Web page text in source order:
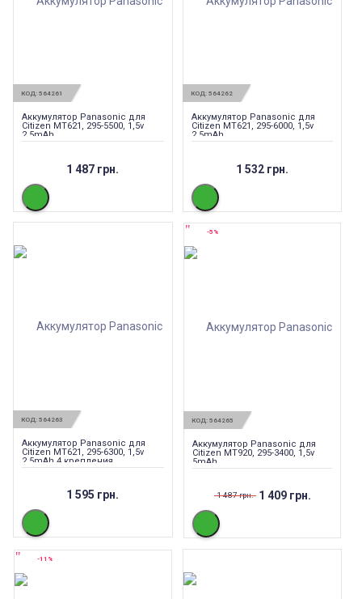
КОД: 564261
Аккумулятор Panasonic для
Citizen MT621, 295-5500, 1,5v
2,5mAh
1 487 грн.
КОД: 564262
Аккумулятор Panasonic для
Citizen MT621, 295-6000, 1,5v
2,5mAh
1 532 грн.
КОД: 564263
Аккумулятор Panasonic для
Citizen MT621, 295-6300, 1,5v
2,5mAh 4 крепления
1 595 грн.
КОД: 564265
-5%
Аккумулятор Panasonic для
Citizen MT920, 295-3400, 1,5v
5mAh
1 487 грн. 1 409 грн.
-11%